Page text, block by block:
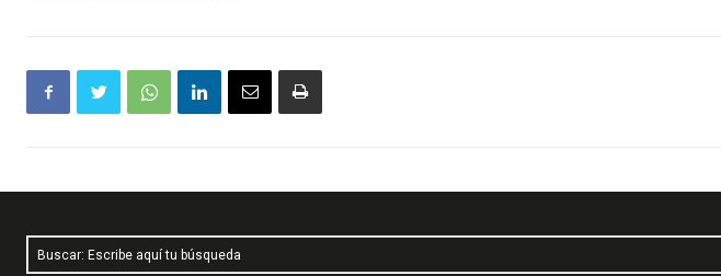
Buscar: Escribe aquí tu búsqueda